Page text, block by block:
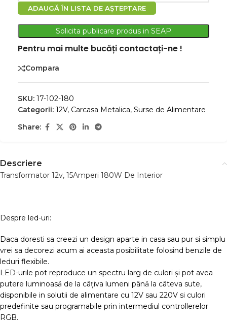
ADAUGĂ ÎN LISTA DE AȘTEPTARE
Solicita publicare produs in SEAP
Pentru mai multe bucăți contactați-ne !
Compara
SKU: 17-102-180
Categorii: 12V, Carcasa Metalica, Surse de Alimentare
Share:
Descriere
Transformator 12v, 15Amperi 180W De Interior
Despre led-uri:
Daca doresti sa creezi un design aparte in casa sau pur si simplu
vrei sa decorezi acum ai aceasta posibilitate folosind benzile de
leduri flexibile.
LED-urile pot reproduce un spectru larg de culori şi pot avea
putere luminoasă de la câţiva lumeni până la câteva sute,
disponibile in solutii de alimentare cu 12V sau 220V si culori
predefinite sau programabile prin intermediul controllerelor
RGB.